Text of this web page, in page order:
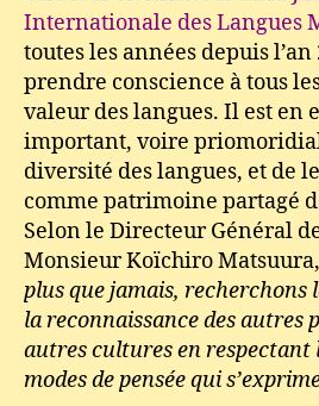
Internationale des Langues
toutes les années depuis
prendre conscience à tous
valeur des langues. Il est en
important, voire
diversité des langues, et de
comme patrimoine partagé
Selon le Directeur Général de
Monsieur Koïchiro
plus que jamais, recherchons
la reconnaissance des autres
autres cultures en respectant
modes de pensée qui